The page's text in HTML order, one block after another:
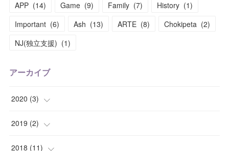
APP (14) Game (9) Family (7) History (1)
Important (6) Ash (13) ARTE (8) Chokipeta (2)
NJ(独立支援) (1)
アーカイブ
2020 (3)
(1
( 1)
2019 (2)
( 1)
2018 (11)